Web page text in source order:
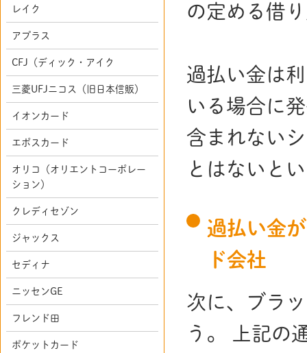
の定める借
過払い金は
いる場合に
含まれない
とはないと
過払い金
ド会社
次に、ブラ
う。 上記の
レイク
アプラス
CFJ（ディック・アイク
三菱UFJニコス（旧日本信販）
イオンカード
エポスカード
オリコ（オリエントコーポレー
ション）
クレディセゾン
ジャックス
セディナ
ニッセンGE
フレンド田
ポケットカード